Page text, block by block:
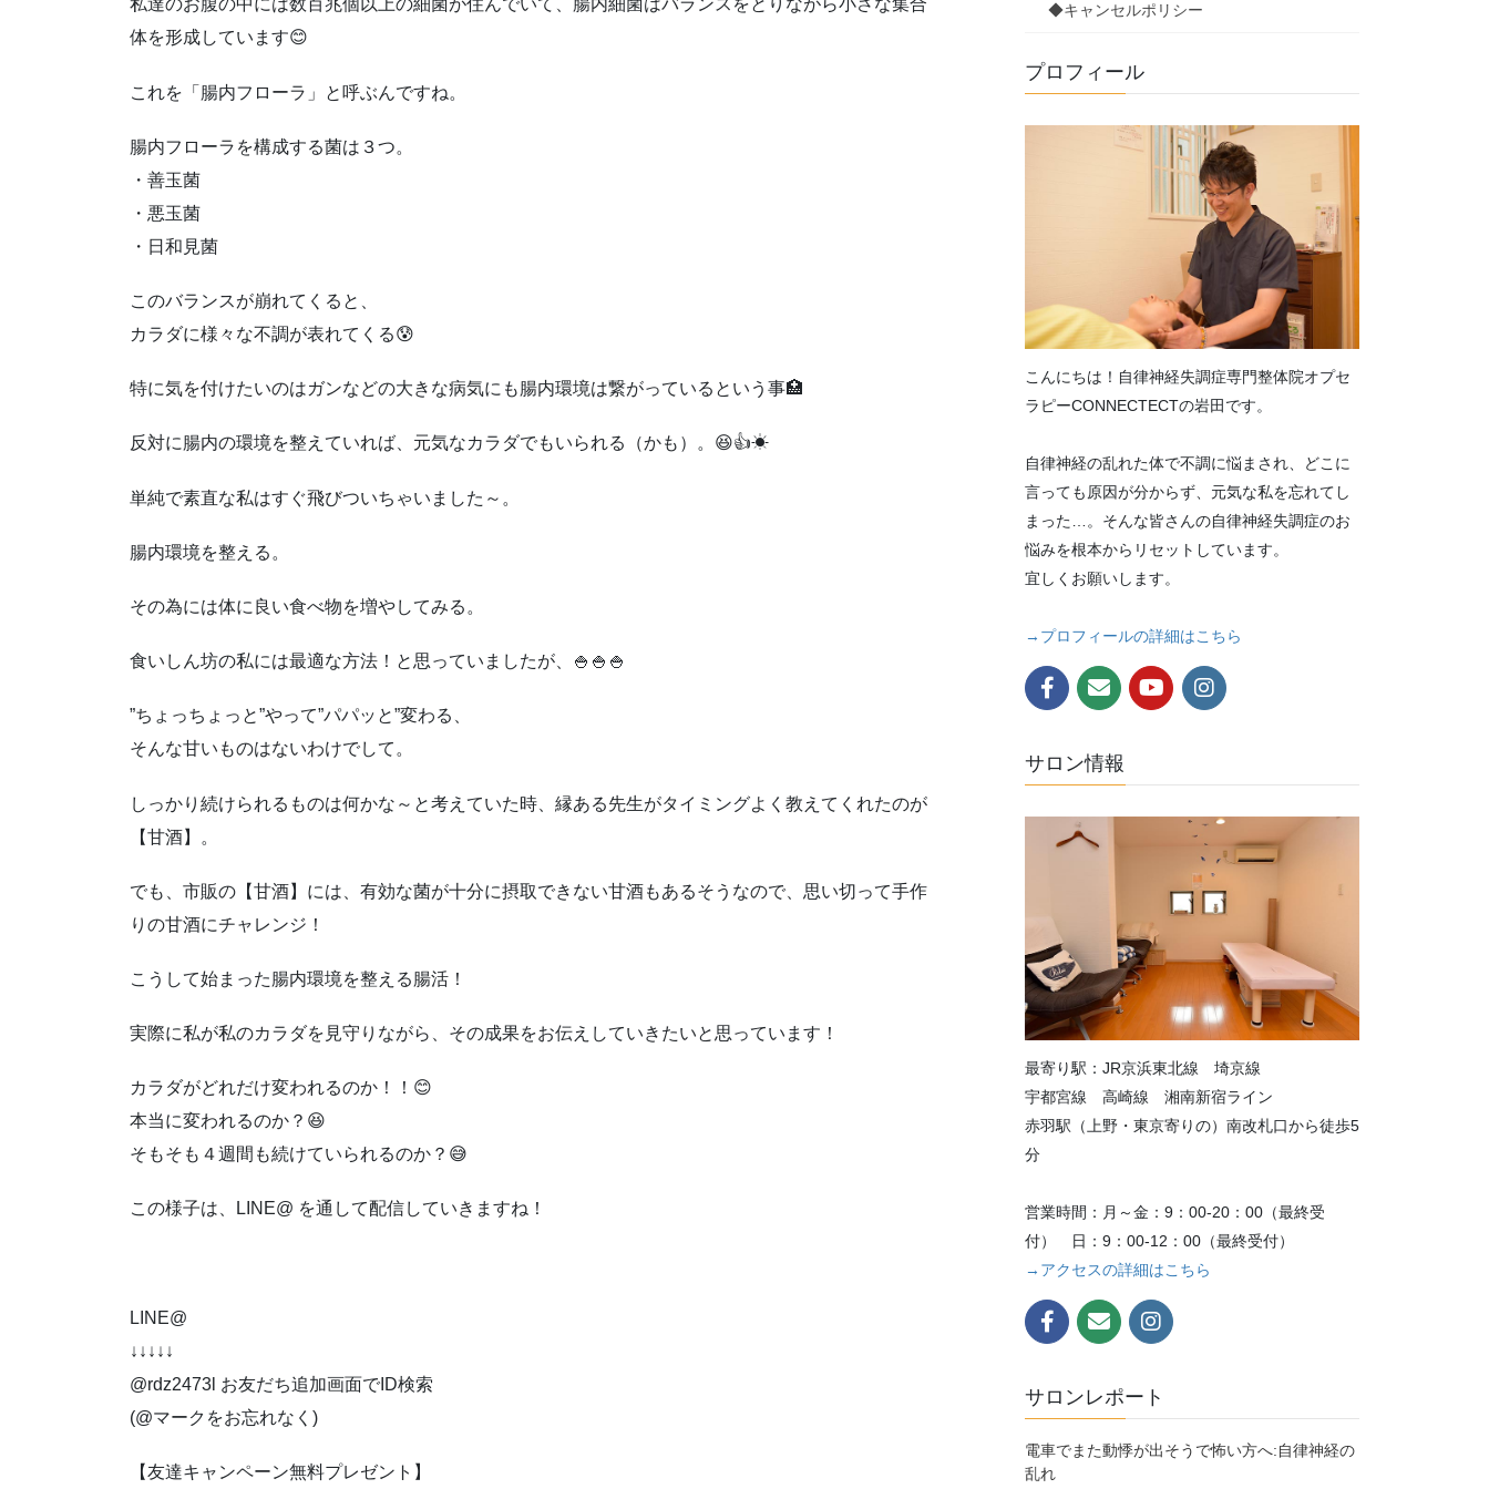
私達のお腹の中には数百兆個以上の細菌が住んでいて、腸内細菌はバランスをとりながら小さな集合
体を形成しています😊
これを「腸内フローラ」と呼ぶんですね。
腸内フローラを構成する菌は３つ。
・善玉菌
・悪玉菌
・日和見菌
このバランスが崩れてくると、
カラダに様々な不調が表れてくる😰
特に気を付けたいのはガンなどの大きな病気にも腸内環境は繋がっているという事🏥
反対に腸内の環境を整えていれば、元気なカラダでもいられる（かも）。😆👍☀
単純で素直な私はすぐ飛びついちゃいました～。
腸内環境を整える。
その為には体に良い食べ物を増やしてみる。
食いしん坊の私には最適な方法！と思っていましたが、🍚🍚🍚
”ちょっちょっと”やって”パパッと”変わる、
そんな甘いものはないわけでして。
しっかり続けられるものは何かな～と考えていた時、縁ある先生がタイミングよく教えてくれたのが
【甘酒】。
でも、市販の【甘酒】には、有効な菌が十分に摂取できない甘酒もあるそうなので、思い切って手作
りの甘酒にチャレンジ！
こうして始まった腸内環境を整える腸活！
実際に私が私のカラダを見守りながら、その成果をお伝えしていきたいと思っています！
カラダがどれだけ変われるのか！！😊
本当に変われるのか？😆
そもそも４週間も続けていられるのか？😅
この様子は、LINE@ を通して配信していきますね！
LINE@
↓↓↓↓↓
@rdz2473l お友だち追加画面でID検索
(@マークをお忘れなく)
【友達キャンペーン無料プレゼント】
◆キャンセルポリシー
プロフィール
こんにちは！自律神経失調症専門整体院オプセ
ラピーCONNECTECTの岩田です。
自律神経の乱れた体で不調に悩まされ、どこに
言っても原因が分からず、元気な私を忘れてし
まった…。そんな皆さんの自律神経失調症のお
悩みを根本からリセットしています。
宜しくお願いします。
→プロフィールの詳細はこちら
サロン情報
最寄り駅：JR京浜東北線 埼京線
宇都宮線 高崎線 湘南新宿ライン
赤羽駅（上野・東京寄りの）南改札口から徒歩5
分
営業時間：月～金：9：00-20：00（最終受
付） 日：9：00-12：00（最終受付）
→アクセスの詳細はこちら
サロンレポート
電車でまた動悸が出そうで怖い方へ:自律神経の
乱れ